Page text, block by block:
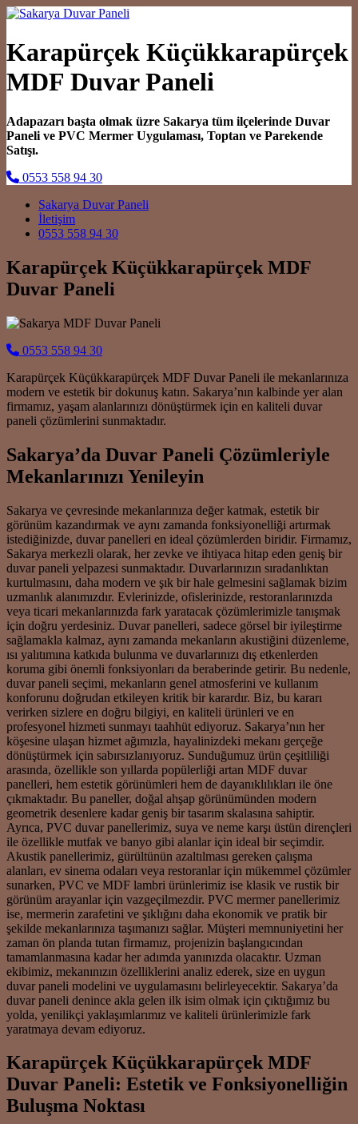
Karapürçek Küçükkarapürçek
MDF Duvar Paneli
Adapazarı başta olmak üzre Sakarya tüm ilçelerinde Duvar
Paneli ve PVC Mermer Uygulaması, Toptan ve Parekende
Satışı.
0553 558 94 30
Main Navigation
Sakarya Duvar Paneli
İletişim
0553 558 94 30
Karapürçek Küçükkarapürçek MDF
Duvar Paneli
0553 558 94 30
Karapürçek Küçükkarapürçek MDF Duvar Paneli ile mekanlarınıza
modern ve estetik bir dokunuş katın. Sakarya’nın kalbinde yer alan
firmamız, yaşam alanlarınızı dönüştürmek için en kaliteli duvar
paneli çözümlerini sunmaktadır.
Sakarya’da Duvar Paneli Çözümleriyle
Mekanlarınızı Yenileyin
Sakarya ve çevresinde mekanlarınıza değer katmak, estetik bir
görünüm kazandırmak ve aynı zamanda fonksiyonelliği artırmak
istediğinizde, duvar panelleri en ideal çözümlerden biridir. Firmamız,
Sakarya merkezli olarak, her zevke ve ihtiyaca hitap eden geniş bir
duvar paneli yelpazesi sunmaktadır. Duvarlarınızın sıradanlıktan
kurtulmasını, daha modern ve şık bir hale gelmesini sağlamak bizim
uzmanlık alanımızdır. Evlerinizde, ofislerinizde, restoranlarınızda
veya ticari mekanlarınızda fark yaratacak çözümlerimizle tanışmak
için doğru yerdesiniz. Duvar panelleri, sadece görsel bir iyileştirme
sağlamakla kalmaz, aynı zamanda mekanların akustiğini düzenleme,
ısı yalıtımına katkıda bulunma ve duvarlarınızı dış etkenlerden
koruma gibi önemli fonksiyonları da beraberinde getirir. Bu nedenle,
duvar paneli seçimi, mekanların genel atmosferini ve kullanım
konforunu doğrudan etkileyen kritik bir karardır. Biz, bu kararı
verirken sizlere en doğru bilgiyi, en kaliteli ürünleri ve en
profesyonel hizmeti sunmayı taahhüt ediyoruz. Sakarya’nın her
köşesine ulaşan hizmet ağımızla, hayalinizdeki mekanı gerçeğe
dönüştürmek için sabırsızlanıyoruz. Sunduğumuz ürün çeşitliliği
arasında, özellikle son yıllarda popülerliği artan MDF duvar
panelleri, hem estetik görünümleri hem de dayanıklılıkları ile öne
çıkmaktadır. Bu paneller, doğal ahşap görünümünden modern
geometrik desenlere kadar geniş bir tasarım skalasına sahiptir.
Ayrıca, PVC duvar panellerimiz, suya ve neme karşı üstün dirençleri
ile özellikle mutfak ve banyo gibi alanlar için ideal bir seçimdir.
Akustik panellerimiz, gürültünün azaltılması gereken çalışma
alanları, ev sinema odaları veya restoranlar için mükemmel çözümler
sunarken, PVC ve MDF lambri ürünlerimiz ise klasik ve rustik bir
görünüm arayanlar için vazgeçilmezdir. PVC mermer panellerimiz
ise, mermerin zarafetini ve şıklığını daha ekonomik ve pratik bir
şekilde mekanlarınıza taşımanızı sağlar. Müşteri memnuniyetini her
zaman ön planda tutan firmamız, projenizin başlangıcından
tamamlanmasına kadar her adımda yanınızda olacaktır. Uzman
ekibimiz, mekanınızın özelliklerini analiz ederek, size en uygun
duvar paneli modelini ve uygulamasını belirleyecektir. Sakarya’da
duvar paneli denince akla gelen ilk isim olmak için çıktığımız bu
yolda, yenilikçi yaklaşımlarımız ve kaliteli ürünlerimizle fark
yaratmaya devam ediyoruz.
Karapürçek Küçükkarapürçek MDF
Duvar Paneli: Estetik ve Fonksiyonelliğin
Buluşma Noktası